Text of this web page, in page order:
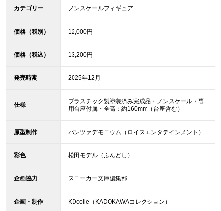
カテゴリー ノンスケールフィギュア
価格（税別） 12,000円
価格（税込） 13,200円
発売時期 2025年12月
仕様
プラスチック製塗装済み完成品・ノンスケール・専
用台座付属・全高：約160mm（台座含む）
原型制作 パンツァデモニウム（ロイスエンタテインメント）
彩色 松田モデル（ふんどし）
企画協力 スニーカー文庫編集部
企画・制作 KDcolle（KADOKAWAコレクション）